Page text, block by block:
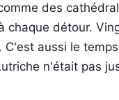
des
chaque détour.
C'est aussi le
n'était pas